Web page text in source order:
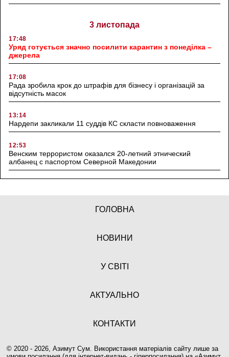
3 листопада
17:48
Уряд готується значно посилити карантин з понеділка –
джерела
17:08
Рада зробила крок до штрафів для бізнесу і організацій за
відсутність масок
13:14
Нардепи закликали 11 суддів КС скласти повноваження
12:53
Венским террористом оказался 20-летний этнический
албанец с паспортом Северной Македонии
ГОЛОВНА
НОВИНИ
У СВІТІ
АКТУАЛЬНО
КОНТАКТИ
© 2020 - 2026, Азимут Сум. Використання матеріалів сайту лише за